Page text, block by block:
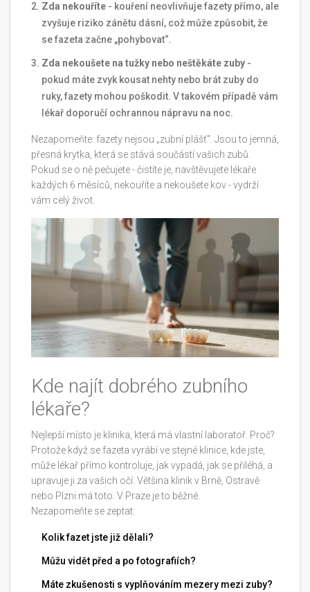
Zda nekouříte - kouření neovlivňuje fazety přímo, ale
zvyšuje riziko zánětu dásní, což může způsobit, že
se fazeta začne „pohybovat“.
Zda nekoušete na tužky nebo neštěkáte zuby -
pokud máte zvyk kousat nehty nebo brát zuby do
ruky, fazety mohou poškodit. V takovém případě vám
lékař doporučí ochrannou nápravu na noc.
Nezapomeňte: fazety nejsou „zubní plášť“. Jsou to jemná,
přesná krytka, která se stává součástí vašich zubů.
Pokud se o ně pečujete - čistíte je, navštěvujete lékaře
každých 6 měsíců, nekouříte a nekoušete kov - vydrží
vám celý život.
Kde najít dobrého zubního
lékaře?
Nejlepší místo je klinika, která má vlastní laboratoř. Proč?
Protože když se fazeta vyrábí ve stejné klinice, kde jste,
může lékař přímo kontroluje, jak vypadá, jak se přiléhá, a
upravuje ji za vašich očí. Většina klinik v Brně, Ostravě
nebo Plzni má toto. V Praze je to běžné.
Nezapomeňte se zeptat:
Kolik fazet jste již dělali?
Můžu vidět před a po fotografiích?
Máte zkušenosti s vyplňováním mezery mezi zuby?